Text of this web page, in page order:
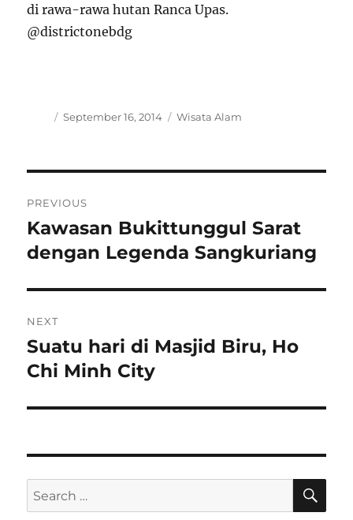
di rawa-rawa hutan Ranca Upas.
@districtonebdg
Author
Posted
September 16, 2014 Categories
Wisata Alam
navigation
PREVIOUS
Previous
post:
Kawasan Bukittunggul Sarat
dengan Legenda Sangkuriang
NEXT
Next
post:
Suatu hari di Masjid Biru, Ho
Chi Minh City
Search
for: